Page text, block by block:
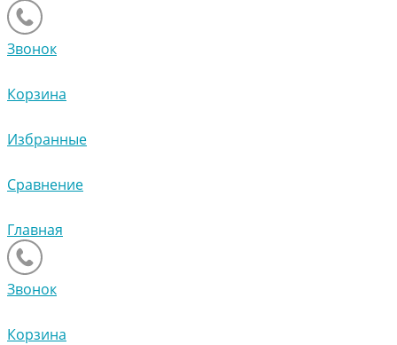
Звонок
Корзина
Избранные
Сравнение
Главная
Звонок
Корзина